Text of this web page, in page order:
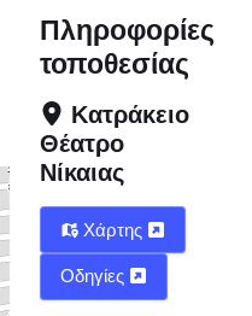
Πληροφορίες
τοποθεσίας
Κατράκειο
Θέατρο
Νίκαιας
Χάρτης
Οδηγίες